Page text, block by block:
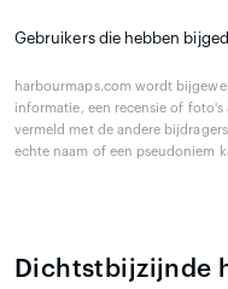
Gebruikers die hebben
harbourmaps.com wordt
informatie, een recensie of
vermeld met de andere
echte naam of een pseudoniem
Dichtstbijzijnde